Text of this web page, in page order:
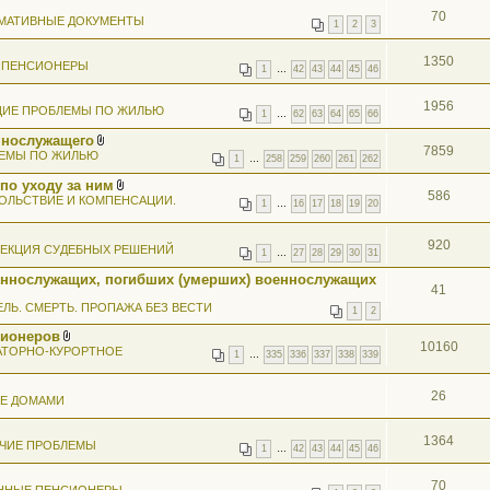
е
н
я
1 2 3
ДОКУМЕНТЫ 70
1 42 43 44 45 46 1350
1 62 63 64 65 66
ПРОБЛЕМЫ ПО ЖИЛЬЮ 1956
о
ж
е
я
1 258 259 260 261 262
ПО ЖИЛЬЮ 7859
уходу за ним
В
о
е
и
я
1 16 17 18 19 20
И КОМПЕНСАЦИИ.
586
1 27 28 29 30 31
СУДЕБНЫХ РЕШЕНИЙ 920
погибших (умерших) военнослужащих
1 2
СМЕРТЬ. ПРОПАЖА БЕЗ ВЕСТИ
41
В
о
я
1 335 336 337 338 339
КУРОРТНОЕ
10160
ДОМАМИ 26
1 42 43 44 45 46
ПРОБЛЕМЫ 1364
70